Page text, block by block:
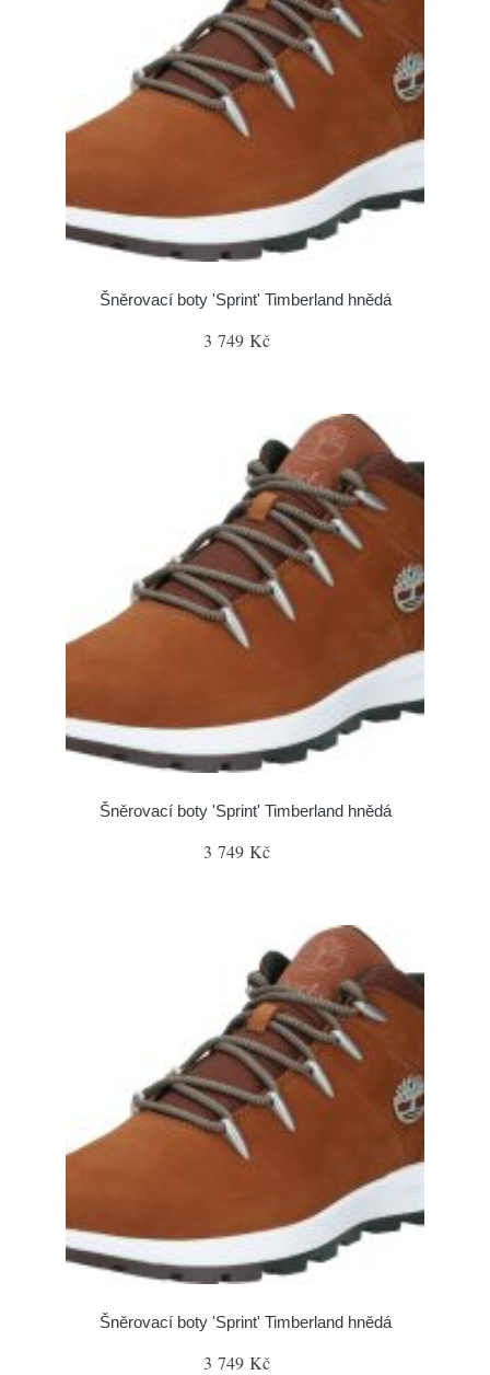
Šněrovací boty 'Sprint' Timberland hnědá
3 749 Kč
Šněrovací boty 'Sprint' Timberland hnědá
3 749 Kč
Šněrovací boty 'Sprint' Timberland hnědá
3 749 Kč